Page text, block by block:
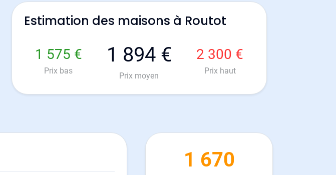
Estimation des maisons à Routot
1 575 €
Prix bas
1 894 €
Prix moyen
2 300 €
Prix haut
1 670